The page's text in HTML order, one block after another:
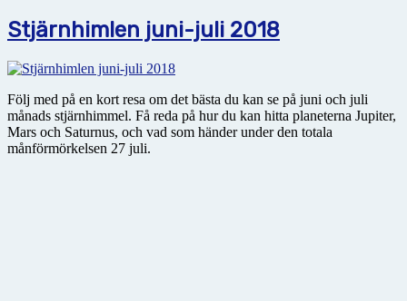
Stjärnhimlen juni-juli 2018
Följ med på en kort resa om det bästa du kan se på juni och juli
månads stjärnhimmel. Få reda på hur du kan hitta planeterna Jupiter,
Mars och Saturnus, och vad som händer under den totala
månförmörkelsen 27 juli.